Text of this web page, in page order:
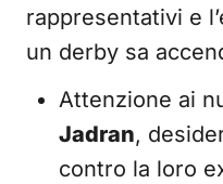
rappresentativi e
un derby sa
Attenzione ai
Jadran,
contro la loro